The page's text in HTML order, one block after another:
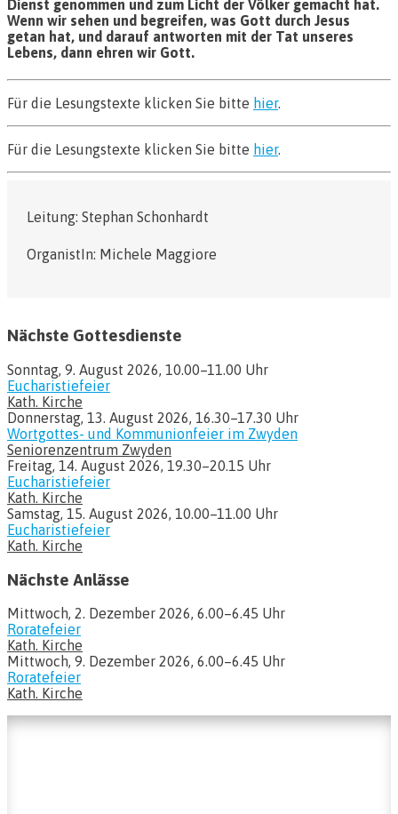
Dienst genommen und zum Licht der Völker gemacht hat.
Wenn wir sehen und begreifen, was Gott durch Jesus
getan hat, und darauf antworten mit der Tat unseres
Lebens, dann ehren wir Gott.
Für die Lesungstexte klicken Sie bitte hier.
Für die Lesungstexte klicken Sie bitte hier.
Leitung: Stephan Schonhardt
OrganistIn: Michele Maggiore
Nächste Gottesdienste
Sonntag, 9. August 2026, 10.00–11.00 Uhr
Eucharistiefeier
Kath. Kirche
Donnerstag, 13. August 2026, 16.30–17.30 Uhr
Wortgottes- und Kommunionfeier im Zwyden
Seniorenzentrum Zwyden
Freitag, 14. August 2026, 19.30–20.15 Uhr
Eucharistiefeier
Kath. Kirche
Samstag, 15. August 2026, 10.00–11.00 Uhr
Eucharistiefeier
Kath. Kirche
Nächste Anlässe
Mittwoch, 2. Dezember 2026, 6.00–6.45 Uhr
Roratefeier
Kath. Kirche
Mittwoch, 9. Dezember 2026, 6.00–6.45 Uhr
Roratefeier
Kath. Kirche